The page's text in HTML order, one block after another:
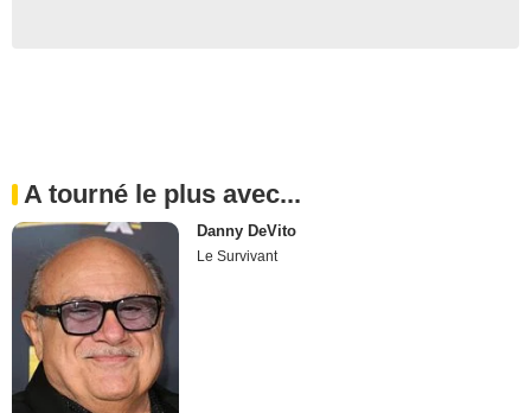
A tourné le plus avec...
Danny DeVito
Le Survivant